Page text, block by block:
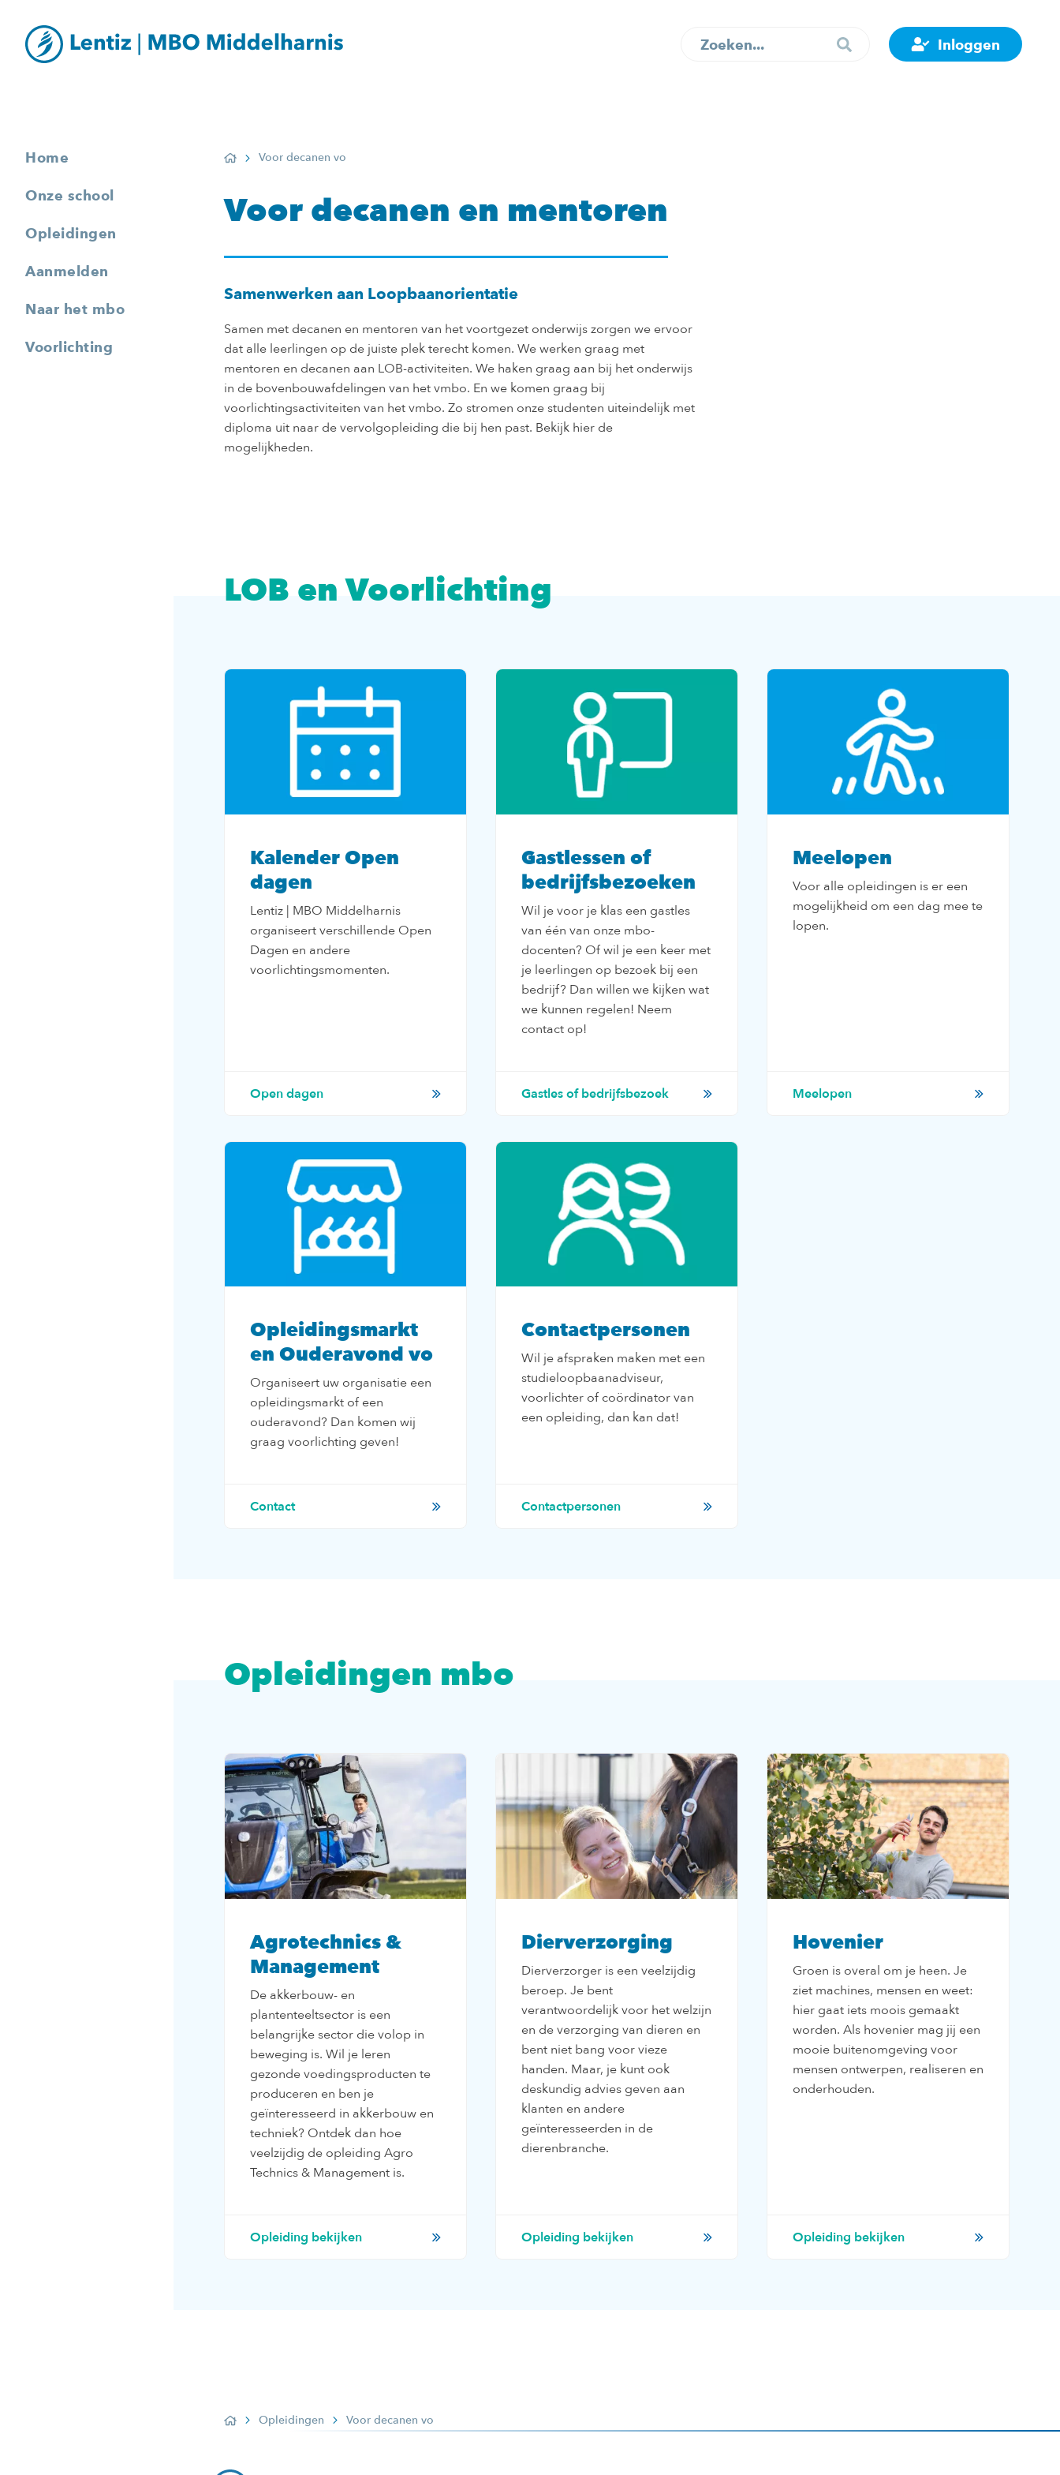
Inloggen
Home
Onze school
Opleidingen
Aanmelden
Naar het mbo
Voorlichting
HomeVoor decanen vo
Voor decanen en mentoren
Samenwerken aan Loopbaanorientatie
Samen met decanen en mentoren van het voortgezet onderwijs zorgen we ervoor
dat alle leerlingen op de juiste plek terecht komen. We werken graag met
mentoren en decanen aan LOB-activiteiten. We haken graag aan bij het onderwijs
in de bovenbouwafdelingen van het vmbo. En we komen graag bij
voorlichtingsactiviteiten van het vmbo. Zo stromen onze studenten uiteindelijk met
diploma uit naar de vervolgopleiding die bij hen past. Bekijk hier de
mogelijkheden.
LOB en Voorlichting
Kalender Open
dagen
Lentiz | MBO Middelharnis
organiseert verschillende Open
Dagen en andere
voorlichtingsmomenten.
Open dagen
Gastlessen of
bedrijfsbezoeken
Wil je voor je klas een gastles
van één van onze mbo-
docenten? Of wil je een keer met
je leerlingen op bezoek bij een
bedrijf? Dan willen we kijken wat
we kunnen regelen! Neem
contact op!
Gastles of bedrijfsbezoek
Meelopen
Voor alle opleidingen is er een
mogelijkheid om een dag mee te
lopen.
Meelopen
Opleidingsmarkt
en Ouderavond vo
Organiseert uw organisatie een
opleidingsmarkt of een
ouderavond? Dan komen wij
graag voorlichting geven!
Contact
Contactpersonen
Wil je afspraken maken met een
studieloopbaanadviseur,
voorlichter of coördinator van
een opleiding, dan kan dat!
Contactpersonen
Opleidingen mbo
Agrotechnics &
Management
De akkerbouw- en
plantenteeltsector is een
belangrijke sector die volop in
beweging is. Wil je leren
gezonde voedingsproducten te
produceren en ben je
geïnteresseerd in akkerbouw en
techniek? Ontdek dan hoe
veelzijdig de opleiding Agro
Technics & Management is.
Opleiding bekijken
Dierverzorging
Dierverzorger is een veelzijdig
beroep. Je bent
verantwoordelijk voor het welzijn
en de verzorging van dieren en
bent niet bang voor vieze
handen. Maar, je kunt ook
deskundig advies geven aan
klanten en andere
geïnteresseerden in de
dierenbranche.
Opleiding bekijken
Hovenier
Groen is overal om je heen. Je
ziet machines, mensen en weet:
hier gaat iets moois gemaakt
worden. Als hovenier mag jij een
mooie buitenomgeving voor
mensen ontwerpen, realiseren en
onderhouden.
Opleiding bekijken
HomeOpleidingen Voor decanen vo